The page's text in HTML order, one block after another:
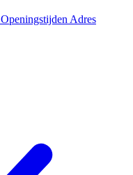
Openingstijden Adres